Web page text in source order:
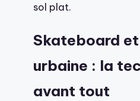
sol plat.
Skateboard
urbaine : la
avant tout